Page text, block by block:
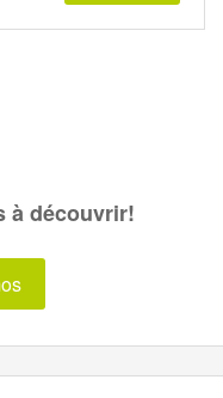
à découvrir!